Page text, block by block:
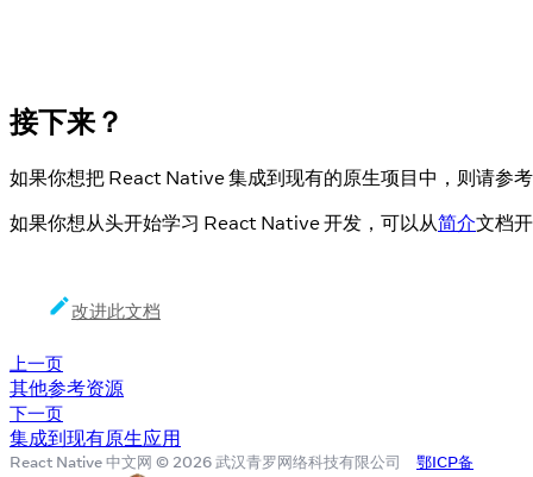
接下来？
如果你想把 React Native 集成到现有的原生项目中，则请参考
如果你想从头开始学习 React Native 开发，可以从简介文档
改进此文档
上一页
其他参考资源
下一页
集成到现有原生应用
React Native 中文网 © 2026 武汉青罗网络科技有限公司
鄂ICP备